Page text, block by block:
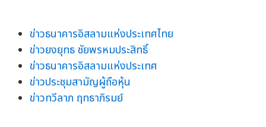
ข่าวธนาคารอิสลามแห่งประเทศไทย
ข่าวยงยุทธ ชัยพรหมประสิทธิ์
ข่าวธนาคารอิสลามแห่งประเทศ
ข่าวประชุมสามัญผู้ถือหุ้น
ข่าวทวีลาภ ฤทธาภิรมย์